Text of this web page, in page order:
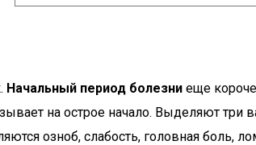
Начальный период болезни еще
на острое начало. Выделяют
озноб, слабость, головная боль,